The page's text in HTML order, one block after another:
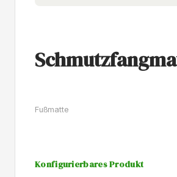
Fußmatte
Konfigurierbares Produkt